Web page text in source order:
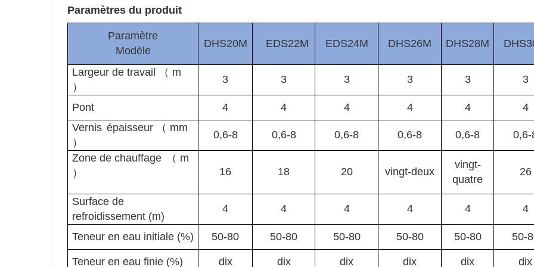
Paramètres du produit
Paramètre
Modèle
DHS20M EDS22M EDS24M DHS26M DHS28M
Largeur de travail （ m
）
3 3 3 3 3 3
Pont 4 4 4 4 4
4
Vernis épaisseur （ mm
）
0,6-8 0,6-8 0,6-8 0,6-8 0,6-8
0,6-
Zone de chauffage
（ m
）
16 18 20 vingt-deux
vingt-
quatre
26
Surface de
refroidissement (m)
4 4 4 4 4 4
Teneur en eau initiale (%) 50-80 50-80 50-80 50-80 50-80 50-
Teneur en eau finie (%) dix dix dix dix dix dix